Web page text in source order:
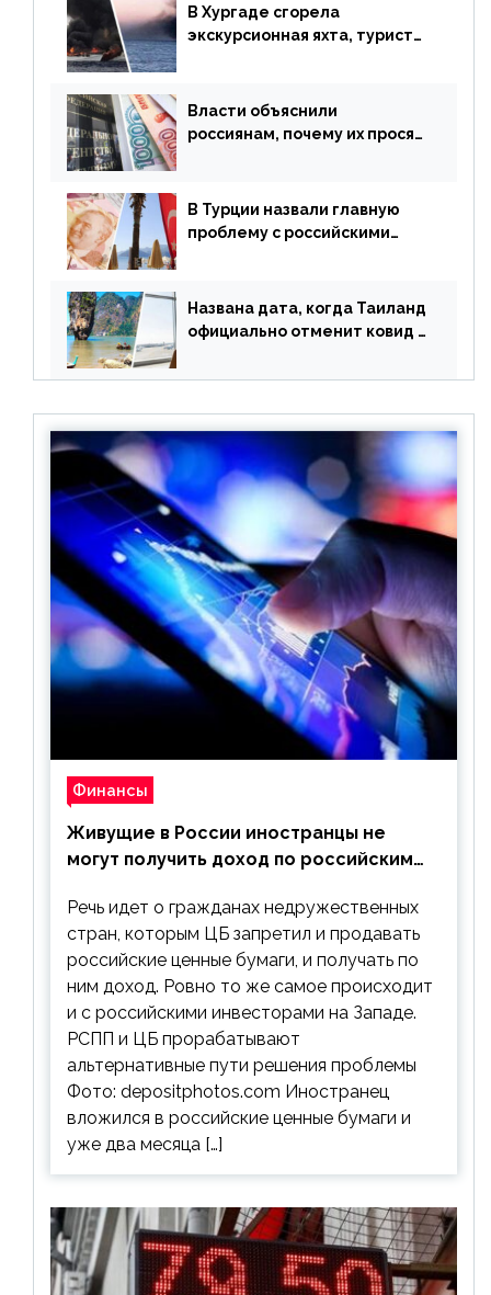
В Хургаде сгорела
экскурсионная яхта, туристы
Власти объяснили
россиянам, почему их просят
В Турции назвали главную
проблему с российскими
Названа дата, когда Таиланд
официально отменит ковид и
Финансы
Живущие в России иностранцы не
могут получить доход по российским
Речь идет о гражданах недружественных
стран, которым ЦБ запретил и продавать
российские ценные бумаги, и получать по
ним доход. Ровно то же самое происходит
и с российскими инвесторами на Западе.
РСПП и ЦБ прорабатывают
альтернативные пути решения проблемы
Фото: depositphotos.com Иностранец
вложился в российские ценные бумаги и
уже два месяца […]